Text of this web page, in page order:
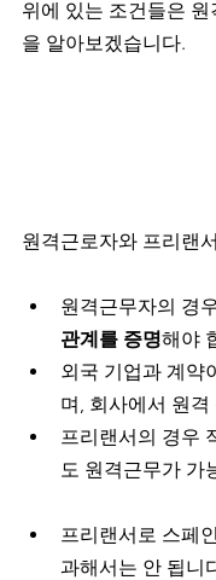
위에 있는 조건들은
을 알아보겠습니다.
원격근로자와 프리랜
원격근무자의 경
관계를 증명해야
외국 기업과 계약
며, 회사에서 원
프리랜서의 경우
도 원격근무가 가
프리랜서로 스페
과해서는 안 됩니